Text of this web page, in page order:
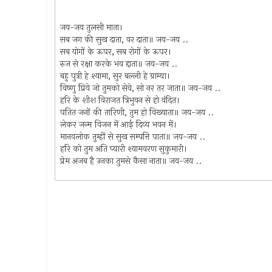
जय-जय तुलसी माता।
सब जग की सुख दाता, वर दाता॥ जय-जय ..
सब योगों के ऊपर, सब रोगों के ऊपर।
रुज से रक्षा करके भव द्दाता॥ जय-जय ..
बहु पुत्री हे श्यामा, सुर बल्ली हे ग्राम्या।
विष्णु प्रिये जो तुमको सेवे, सो नर तर जाता॥ जय-जय ..
हरि के शीश विराजत त्रिभुवन से हो वंदित।
पतित जनों की तारिणी, तुम हो विख्याता॥ जय-जय ..
लेकर जन्म विजन में आई दिव्य भवन में।
मानवलोक तुम्हीं से सुख सम्पत्ति पाता॥ जय-जय ..
हरि को तुम अति प्यारी श्यामवरण सुकुमारी।
प्रेम अजब है उनका तुमसे कैसा नाता॥ जय-जय ..